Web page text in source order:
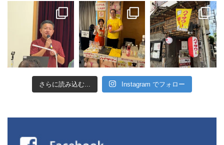
さらに読み込む... Instagram でフォロー